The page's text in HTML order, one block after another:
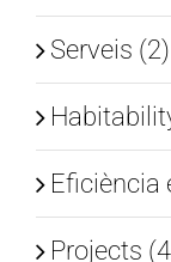
Serveis (2)
Eficiència
Projects